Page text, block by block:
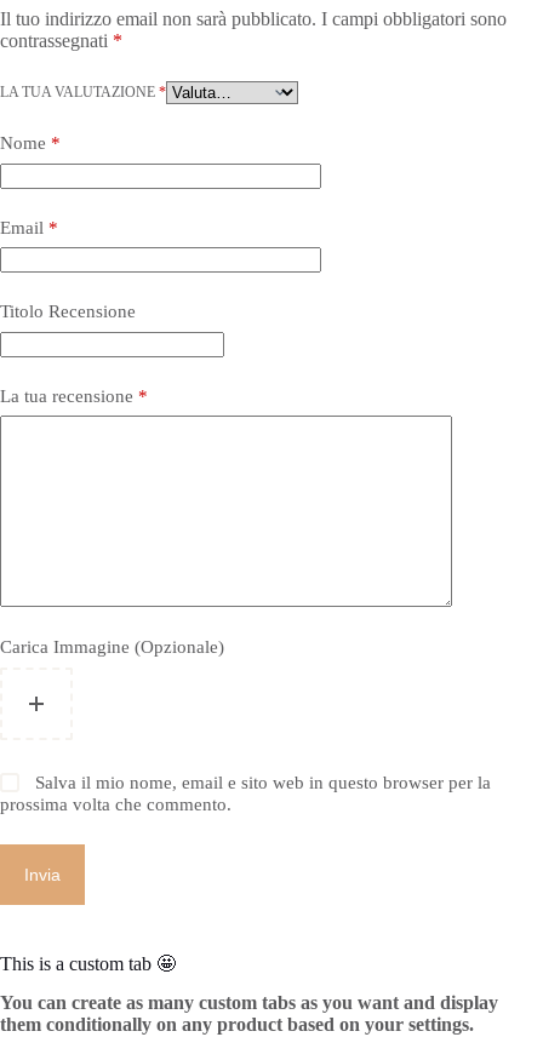
Il tuo indirizzo email non sarà pubblicato. I campi obbligatori sono
contrassegnati *
LA TUA VALUTAZIONE *
Nome *
Email *
Titolo Recensione
La tua recensione *
Carica Immagine (Opzionale)
Salva il mio nome, email e sito web in questo browser per la
prossima volta che commento.
Invia
This is a custom tab 🤩
You can create as many custom tabs as you want and display
them conditionally on any product based on your settings.